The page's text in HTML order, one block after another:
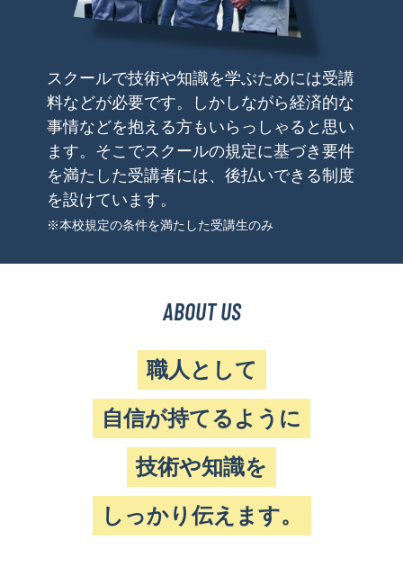
スクールで技術や知識を学ぶためには受講
料などが必要です。しかしながら経済的な
事情などを抱える方もいらっしゃると思い
ます。そこでスクールの規定に基づき要件
を満たした受講者には、後払いできる制度
を設けています。
※本校規定の条件を満たした受講生のみ
ABOUT US
職人として
自信が持てるように
技術や知識を
しっかり伝えます。